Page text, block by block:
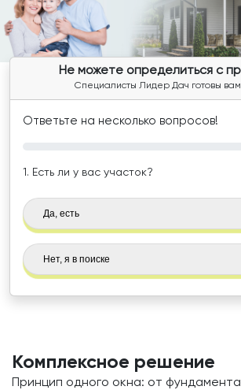
Не можете определиться с
Специалисты Лидер Дач готовы вам
Ответьте на несколько вопросов!
1. Есть ли у вас участок?
Да, есть
Нет, я в поиске
Комплексное решение
Принцип одного окна: от